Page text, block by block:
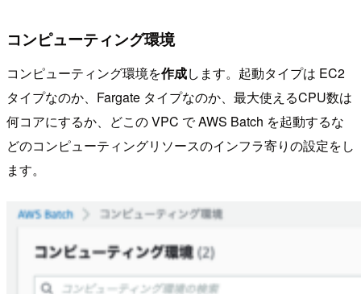
コンピューティング環境
コンピューティング環境を作成します。起動タイプは EC2
タイプなのか、Fargate タイプなのか、最大使えるCPU数は
何コアにするか、どこの VPC で AWS Batch を起動するな
どのコンピューティングリソースのインフラ寄りの設定をし
ます。